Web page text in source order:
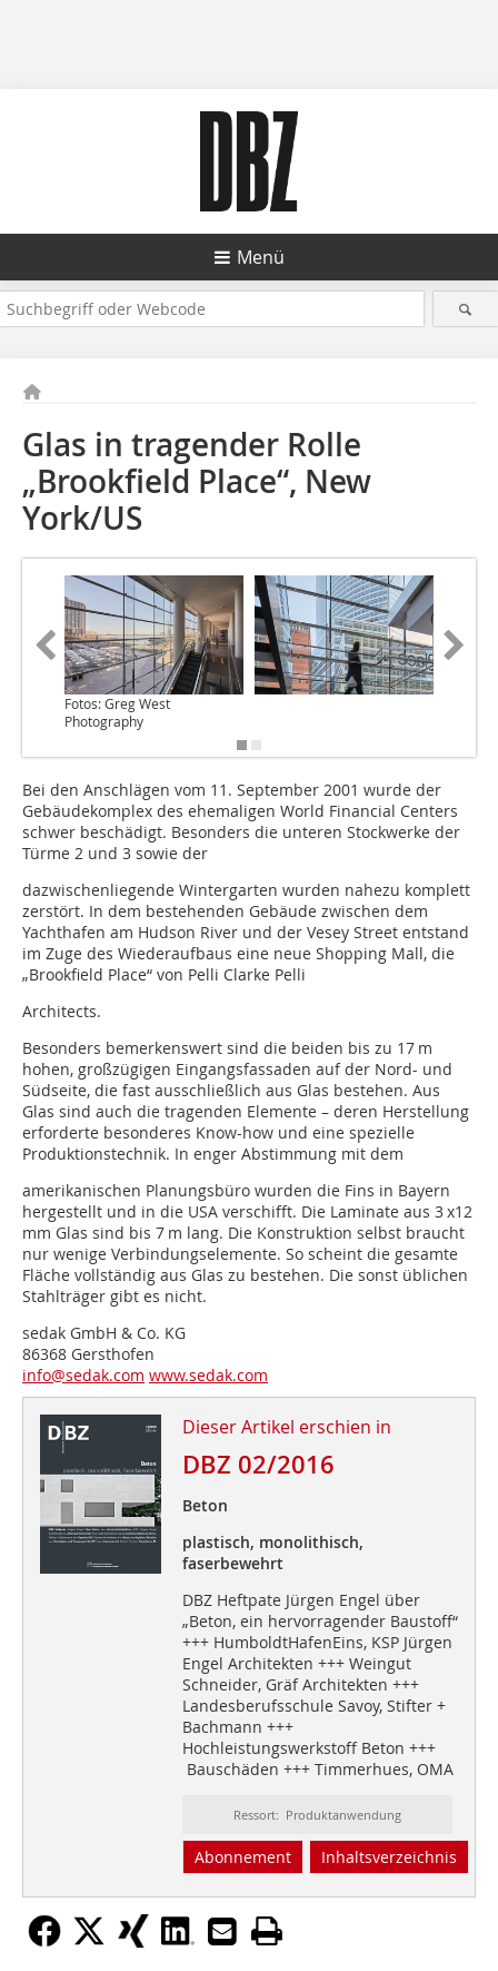
Menü
Glas in tragender Rolle
„Brookfield Place“, New
York/US
Fotos: Greg West
Photography
Bei den Anschlägen vom 11. September 2001 wurde der
Gebäudekomplex des ehemaligen World Financial Centers
schwer beschädigt. Besonders die unteren Stockwerke der
Türme 2 und 3 sowie der
dazwischenliegende Wintergarten wurden nahezu komplett
zerstört. In dem bestehenden Gebäude zwischen dem
Yachthafen am Hudson River und der Vesey Street entstand
im Zuge des Wiederaufbaus eine neue Shopping Mall, die
„Brookfield Place“ von Pelli Clarke Pelli
Architects.
Besonders bemerkenswert sind die beiden bis zu 17 m
hohen, großzügigen Eingangsfassaden auf der Nord- und
Südseite, die fast ausschließlich aus Glas bestehen. Aus
Glas sind auch die tragenden Elemente – deren Herstellung
erforderte besonderes Know-how und eine spezielle
Produktionstechnik. In enger Abstimmung mit dem
amerikanischen Planungsbüro wurden die Fins in Bayern
hergestellt und in die USA verschifft. Die Laminate aus 3 x12
mm Glas sind bis 7 m lang. Die Konstruktion selbst braucht
nur wenige Verbindungselemente. So scheint die gesamte
Fläche vollständig aus Glas zu bestehen. Die sonst üblichen
Stahlträger gibt es nicht.
sedak GmbH & Co. KG
86368 Gersthofen
info@sedak.com www.sedak.com
Dieser Artikel erschien in
DBZ 02/2016
Beton
plastisch, monolithisch,
faserbewehrt
DBZ Heftpate Jürgen Engel über
„Beton, ein hervorragender Baustoff“
+++ HumboldtHafenEins, KSP Jürgen
Engel Architekten +++ Weingut
Schneider, Gräf Architekten +++
Landesberufsschule Savoy, Stifter +
Bachmann +++
Hochleistungswerkstoff Beton +++
Bauschäden +++ Timmerhues, OMA
Ressort: Produktanwendung
Abonnement Inhaltsverzeichnis